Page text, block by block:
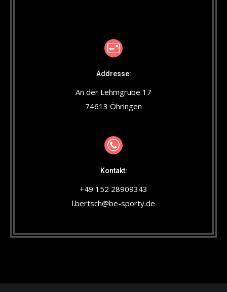
Addresse:
An der Lehmgrube 17
74613 Öhringen
Kontakt:
+49 152 28909343
l.bertsch@be-sporty.de